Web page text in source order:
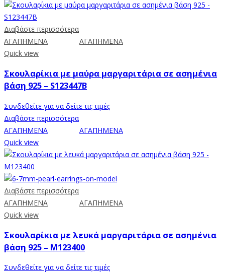
Διαβάστε περισσότερα
ΑΓΑΠΗΜΕΝΑ
ΑΓΑΠΗΜΕΝΑ
Quick view
Σκουλαρίκια με μαύρα μαργαριτάρια σε ασημένια
βάση 925 – S123447B
Συνδεθείτε για να δείτε τις τιμές
Διαβάστε περισσότερα
ΑΓΑΠΗΜΕΝΑ
ΑΓΑΠΗΜΕΝΑ
Quick view
Διαβάστε περισσότερα
ΑΓΑΠΗΜΕΝΑ
ΑΓΑΠΗΜΕΝΑ
Quick view
Σκουλαρίκια με λευκά μαργαριτάρια σε ασημένια
βάση 925 – M123400
Συνδεθείτε για να δείτε τις τιμές